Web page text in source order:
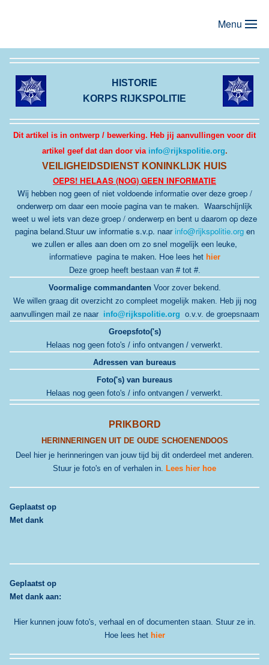
Menu
HISTORIE
KORPS RIJKSPOLITIE
Dit artikel is in ontwerp / bewerking. Heb jij aanvullingen voor dit
artikel geef dat dan door via info@rijkspolitie.org.
VEILIGHEIDSDIENST KONINKLIJK HUIS
OEPS! HELAAS (NOG) GEEN INFORMATIE
Wij hebben nog geen of niet voldoende informatie over deze groep /
onderwerp om daar een mooie pagina van te maken. Waarschijnlijk
weet u wel iets van deze groep / onderwerp en bent u daarom op deze
pagina beland.Stuur uw informatie s.v.p. naarinfo@rijkspolitie.org en
we zullen er alles aan doen om zo snel mogelijk een leuke,
informatieve pagina te maken. Hoe lees het hier
Deze groep heeft bestaan van # tot #.
Voormalige commandanten Voor zover bekend.
We willen graag dit overzicht zo compleet mogelijk maken. Heb jij nog
aanvullingen mail ze naar info@rijkspolitie.org o.v.v. de groepsnaam
Groepsfoto('s)
Helaas nog geen foto's / info ontvangen / verwerkt.
Adressen van bureaus
Foto('s) van bureaus
Helaas nog geen foto's / info ontvangen / verwerkt.
PRIKBORD
HERINNERINGEN UIT DE OUDE SCHOENENDOOS
Deel hier je herinneringen van jouw tijd bij dit onderdeel met anderen.
Stuur je foto's en of verhalen in. Lees hier hoe
Geplaatst op
Met dank
Geplaatst op
Met dank aan:
Hier kunnen jouw foto's, verhaal en of documenten staan. Stuur ze in.
Hoe lees het hier